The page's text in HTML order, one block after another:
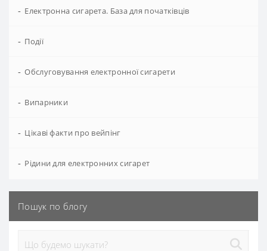
- Електронна сигарета. База для початківців
- Події
- Обслуговування електронної сигарети
- Випарники
- Цікаві факти про вейпінг
- Рідини для електронних сигарет
Пошук по блогу